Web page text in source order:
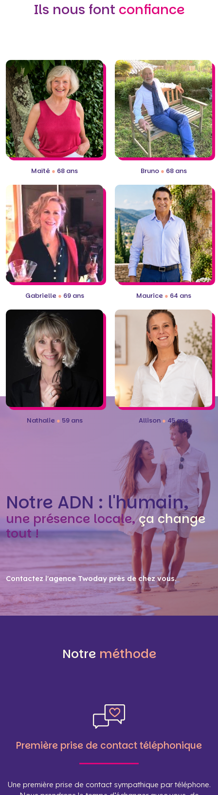
Ils nous font confiance
Maïté ● 68 ans Bruno ● 68 ans
Gabrielle ● 69 ans Maurice ● 64 ans
Nathalie ● 59 ans Allison ● 45 ans
Notre ADN : l'humain,
une présence locale,ça change
tout !
Contactez l'agence Twoday près de chez vous.
Notre méthode
Première prise de contact téléphonique
Une première prise de contact sympathique par téléphone.